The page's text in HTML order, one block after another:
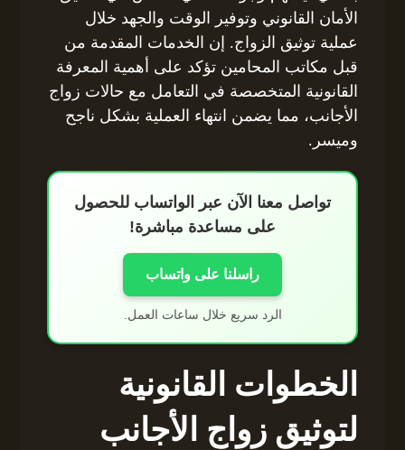
الأمان القانوني وتوفير الوقت والجهد خلال
عملية توثيق الزواج. إن الخدمات المقدمة من
قبل مكاتب المحامين تؤكد على أهمية المعرفة
القانونية المتخصصة في التعامل مع حالات زواج
الأجانب، مما يضمن انتهاء العملية بشكل ناجح
وميسر.
تواصل معنا الآن عبر الواتساب للحصول
على مساعدة مباشرة!
راسلنا على واتساب
الرد سريع خلال ساعات العمل.
الخطوات القانونية
لتوثيق زواج الأجانب